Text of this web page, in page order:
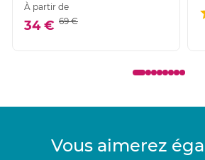
À partir de
34 € 69 €
Vous aimerez